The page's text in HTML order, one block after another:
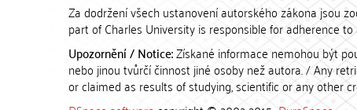
Za dodržení všech ustanovení autorského zákona jsou
part of Charles University is responsible for adherence
Upozornění / Notice:Získané informace nemohou být
nebo jinou tvůrčí činnost jiné osoby než autora. / Any
or claimed as results of studying, scientific or any other